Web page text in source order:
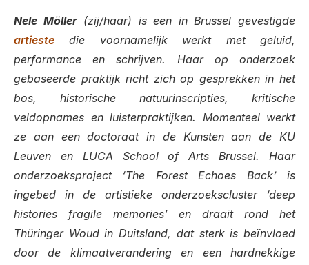
Nele Möller(zij/haar) is een in Brussel gevestigde
artieste die voornamelijk werkt met geluid,
performance en schrijven. Haar op onderzoek
gebaseerde praktijk richt zich op gesprekken in het
bos, historische natuurinscripties, kritische
veldopnames en luisterpraktijken. Momenteel werkt
ze aan een doctoraat in de Kunsten aan de KU
Leuven en LUCA School of Arts Brussel. Haar
onderzoeksproject ‘The Forest Echoes Back’ is
ingebed in de artistieke onderzoekscluster ‘deep
histories fragile memories’ en draait rond het
Thüringer Woud in Duitsland, dat sterk is beïnvloed
door de klimaatverandering en een hardnekkige